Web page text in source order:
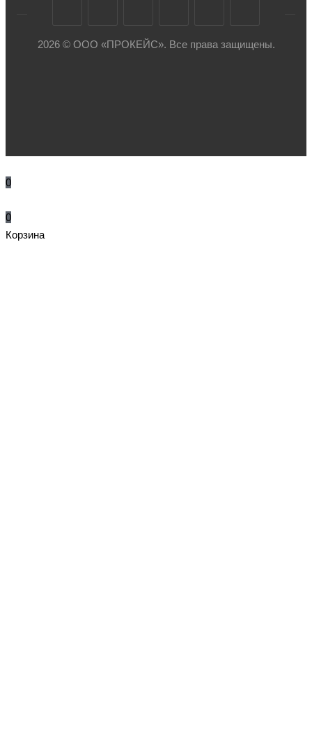
2026 © ООО «ПРОКЕЙС». Все права защищены.
0
0
Корзина